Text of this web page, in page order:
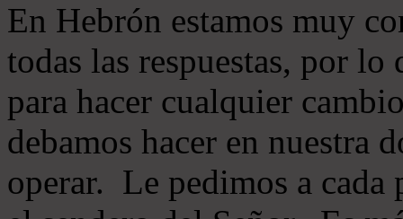
En Hebrón estamos muy
todas las respuestas, por
para hacer cualquier
debamos hacer en nuestra
operar. Le pedimos a cada